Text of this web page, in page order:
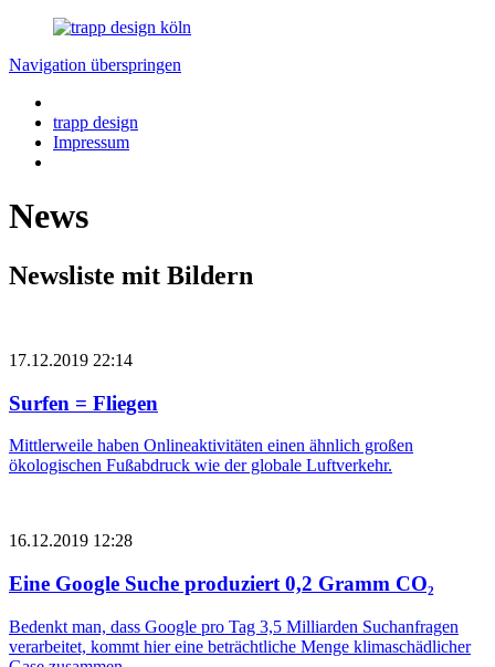
Navigation überspringen
trapp design
Impressum
News
Newsliste mit Bildern
17.12.2019 22:14
Surfen = Fliegen
Mittlerweile haben Onlineaktivitäten einen ähnlich großen
ökologischen Fuß­abdruck wie der globale Luftverkehr.
16.12.2019 12:28
Eine Google Suche produziert 0,2 Gramm CO₂
Bedenkt man, dass Google pro Tag 3,5 Milliarden Suchanfragen
verarbeitet, kommt hier eine beträchtliche Menge klimaschädlicher